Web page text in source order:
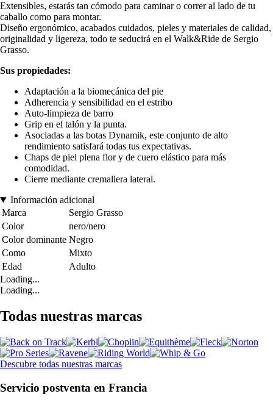
Extensibles, estarás tan cómodo para caminar o correr al lado de tu
caballo como para montar.
Diseño ergonómico, acabados cuidados, pieles y materiales de calidad,
originalidad y ligereza, todo te seducirá en el Walk&Ride de Sergio
Grasso.
Sus propiedades:
Adaptación a la biomecánica del pie
Adherencia y sensibilidad en el estribo
Auto-limpieza de barro
Grip en el talón y la punta.
Asociadas a las botas Dynamik, este conjunto de alto
rendimiento satisfará todas tus expectativas.
Chaps de piel plena flor y de cuero elástico para más
comodidad.
Cierre mediante cremallera lateral.
Información adicional
Marca
Sergio Grasso
Color
nero/nero
Color dominante Negro
Como
Mixto
Edad
Adulto
Loading...
Loading...
Todas nuestras marcas
Descubre todas nuestras marcas
Servicio postventa en Francia